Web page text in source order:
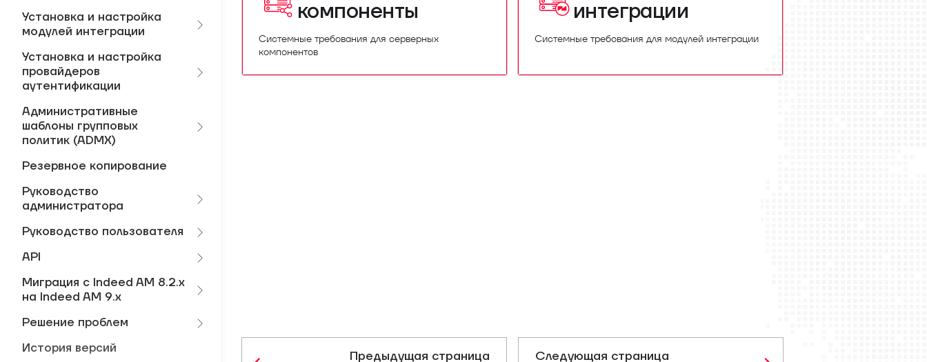
Установка и настройка
модулей интеграции
Установка и настройка
провайдеров
аутентификации
Административные
шаблоны групповых
политик (ADMX)
Резервное копирование
Руководство
администратора
Руководство пользователя
API
Миграция с Indeed AM 8.2.x
на Indeed AM 9.x
Решение проблем
История версий
компоненты
Системные требования для серверных
компонентов
интеграции
Системные требования для модулей интеграции
Предыдущая страница Следующая страница